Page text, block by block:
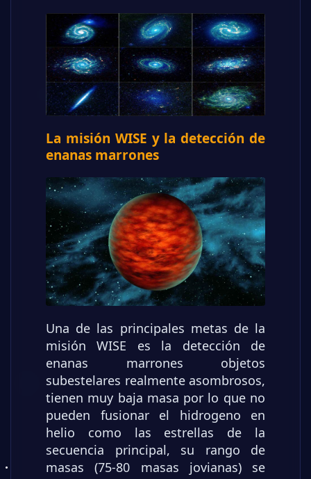
La misión WISE y la detección de
enanas marrones
Una de las principales metas de la
misión WISE es la detección de
enanas marrones objetos
subestelares realmente asombrosos,
tienen muy baja masa por lo que no
pueden fusionar el hidrogeno en
helio como las estrellas de la
secuencia principal, su rango de
masas (75-80 masas jovianas) se